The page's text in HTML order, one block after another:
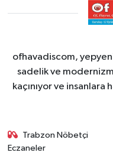
ofhavadiscom,
sadelik ve
kaçınıyor ve
Trabzon Nöbetçi
Eczaneler